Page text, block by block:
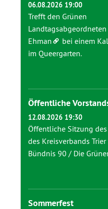
06.08.2026 19:00
Trefft den Grünen
Landtagsabgeordneten
Ehman
bei einem
im Queergarten.
Öffentliche
12.08.2026 19:30
Öffentliche Sitzung des
des Kreisverbands
Bündnis 90 / Die
Sommerfest